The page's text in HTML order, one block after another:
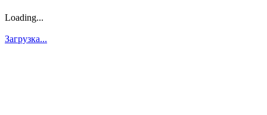
Loading...
Загрузка...